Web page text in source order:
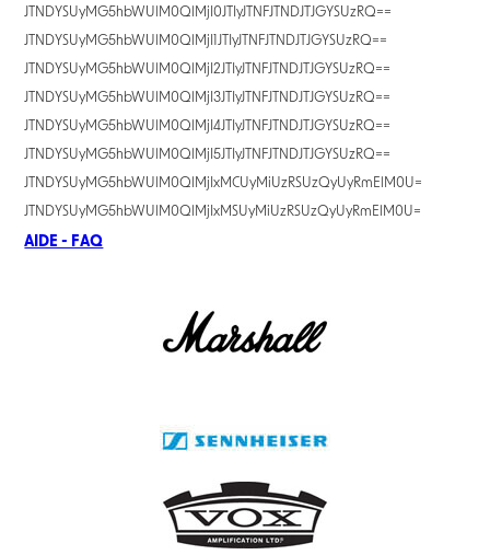
JTNDYSUyMG5hbWUlM0QlMjI0JTIyJTNFJTNDJTJGYSUzRQ==
JTNDYSUyMG5hbWUlM0QlMjI1JTIyJTNFJTNDJTJGYSUzRQ==
JTNDYSUyMG5hbWUlM0QlMjI2JTIyJTNFJTNDJTJGYSUzRQ==
JTNDYSUyMG5hbWUlM0QlMjI3JTIyJTNFJTNDJTJGYSUzRQ==
JTNDYSUyMG5hbWUlM0QlMjI4JTIyJTNFJTNDJTJGYSUzRQ==
JTNDYSUyMG5hbWUlM0QlMjI5JTIyJTNFJTNDJTJGYSUzRQ==
JTNDYSUyMG5hbWUlM0QlMjIxMCUyMiUzRSUzQyUyRmElM0U=
JTNDYSUyMG5hbWUlM0QlMjIxMSUyMiUzRSUzQyUyRmElM0U=
AIDE - FAQ